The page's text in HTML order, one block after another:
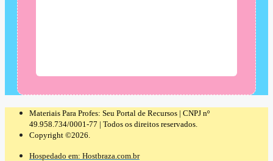
Materiais Para Profes: Seu Portal de Recursos | CNPJ nº
49.958.734/0001-77 | Todos os direitos reservados.
Copyright ©2026.
Hospedado em: Hostbraza.com.br